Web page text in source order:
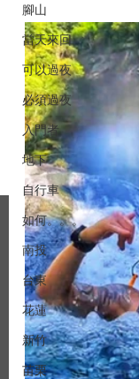
腳山
當天來回
可以過夜
必須過夜
入門者
地下
自行車
如何。。。
南投
台東
花蓮
新竹
苗栗